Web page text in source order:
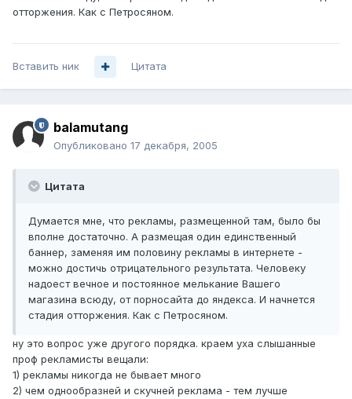
отторжения. Как с Петросяном.
Вставить ник Цитата
balamutang
Опубликовано 17 декабря, 2005
Цитата
Думается мне, что рекламы, размещенной там, было бы
вполне достаточно. А размещая один единственный
баннер, заменяя им половину рекламы в интернете -
можно достичь отрицательного результата. Человеку
надоест вечное и постоянное мелькание Вашего
магазина всюду, от порносайта до яндекса. И начнется
стадия отторжения. Как с Петросяном.
ну это вопрос уже другого порядка. краем уха слышанные
проф рекламисты вещали:
1) рекламы никогда не бывает много
2) чем однообразней и скучней реклама - тем лучше